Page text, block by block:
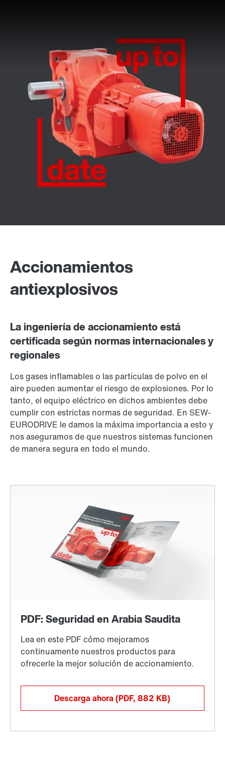
Accionamientos
antiexplosivos
La ingeniería de accionamiento está
certificada según normas internacionales y
regionales
Los gases inflamables o las partículas de polvo en el
aire pueden aumentar el riesgo de explosiones. Por lo
tanto, el equipo eléctrico en dichos ambientes debe
cumplir con estrictas normas de seguridad. En SEW-
EURODRIVE le damos la máxima importancia a esto y
nos aseguramos de que nuestros sistemas funcionen
de manera segura en todo el mundo.
Descarga ahora(PDF, 882 KB)